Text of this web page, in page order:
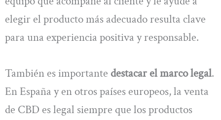
elegir el producto más adecuado resulta clave
para una experiencia positiva y responsable.
También es importante destacar el marco legal.
En España y en otros países europeos, la venta
de CBD es legal siempre que los productos